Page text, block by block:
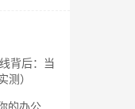
背后：当
测）
的办公